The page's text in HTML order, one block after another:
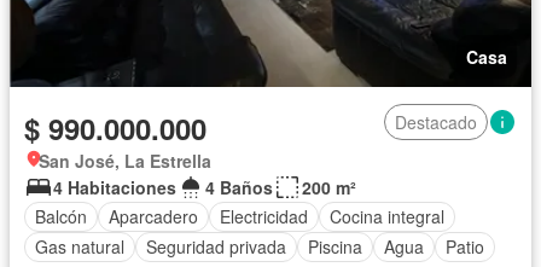
Casa
$ 990.000.000
Destacado
San José, La Estrella
4 Habitaciones
4 Baños
200 m²
Balcón
Aparcadero Electricidad
Cocina integral
Gas natural
Seguridad privada Piscina Agua Patio